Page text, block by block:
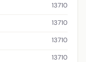
13710
13710
13710
13710